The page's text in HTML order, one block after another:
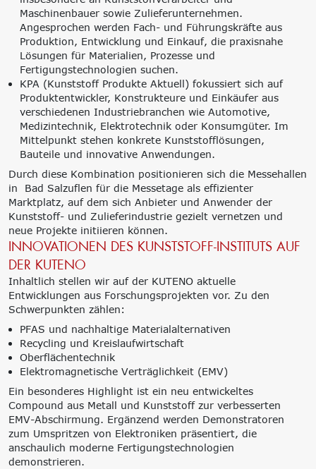
Maschinenbauer sowie Zulieferunternehmen.
Angesprochen werden Fach- und Führungskräfte aus
Produktion, Entwicklung und Einkauf, die praxisnahe
Lösungen für Materialien, Prozesse und
Fertigungstechnologien suchen.
KPA (Kunststoff Produkte Aktuell) fokussiert sich auf
Produktentwickler, Konstrukteure und Einkäufer aus
verschiedenen Industriebranchen wie Automotive,
Medizintechnik, Elektrotechnik oder Konsumgüter. Im
Mittelpunkt stehen konkrete Kunststofflösungen,
Bauteile und innovative Anwendungen.
Durch diese Kombination positionieren sich die Messehallen
in Bad Salzuflen für die Messetage als effizienter
Marktplatz, auf dem sich Anbieter und Anwender der
Kunststoff- und Zulieferindustrie gezielt vernetzen und
neue Projekte initiieren können.
INNOVATIONEN DES KUNSTSTOFF-INSTITUTS AUF
DER KUTENO
Inhaltlich stellen wir auf der KUTENO aktuelle
Entwicklungen aus Forschungsprojekten vor. Zu den
Schwerpunkten zählen:
PFAS und nachhaltige Materialalternativen
Recycling und Kreislaufwirtschaft
Oberflächentechnik
Elektromagnetische Verträglichkeit (EMV)
Ein besonderes Highlight ist ein neu entwickeltes
Compound aus Metall und Kunststoff zur verbesserten
EMV-Abschirmung. Ergänzend werden Demonstratoren
zum Umspritzen von Elektroniken präsentiert, die
anschaulich moderne Fertigungstechnologien
demonstrieren.